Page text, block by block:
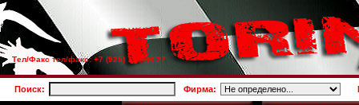
Тел/Факс тел/факс: +7 (925) 733-66-27
Поиск: Фирма: